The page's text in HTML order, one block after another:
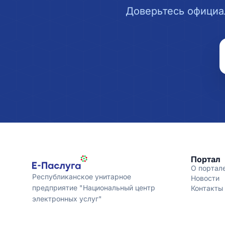
Доверьтесь
Республиканское унитарное
предприятие "Национальный центр
электронных услуг"
Портал
О
Новости
Контакты